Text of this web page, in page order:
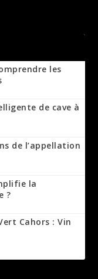
les
de cave à
de l’appellation
la
?
Cahors : Vin